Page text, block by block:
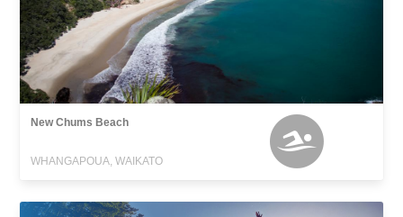
New Chums Beach
WHANGAPOUA, WAIKATO